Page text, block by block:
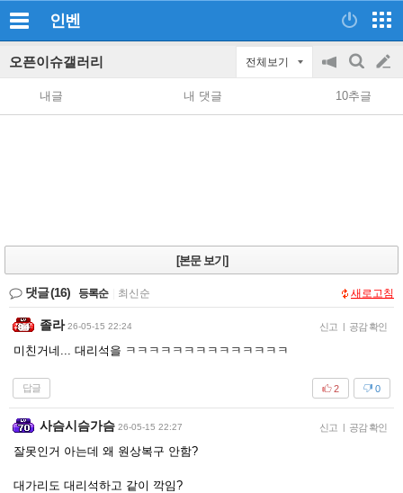
인벤
오픈이슈갤러리 전체보기
공
지
on/off
검
색
글
쓰
내글 내 댓글 10추글
[본문 보기]
댓글(16) 등록순 최신순 새로고침
졸라 26-05-15 22:24 신고 | 공감 확인
미친거네... 대리석을 ㅋㅋㅋㅋㅋㅋㅋㅋㅋㅋㅋㅋㅋㅋ
답글 0
2
사슴시슴가슴 26-05-15 22:27 신고 | 공감 확인
잘못인거 아는데 왜 원상복구 안함?
대가리도 대리석하고 같이 깍임?